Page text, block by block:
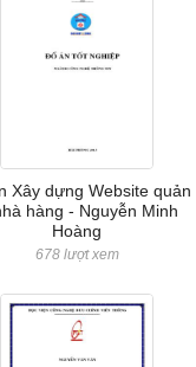
Xây dựng Website quản
hàng - Nguyễn Minh
Hoàng
678 lượt xem